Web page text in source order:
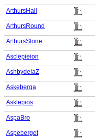
ArthursHall
ArthursRound
ArthursStone
Asclepieion
AshbydelaZ
Askeberga
Asklepios
AspaBro
Aspeberget